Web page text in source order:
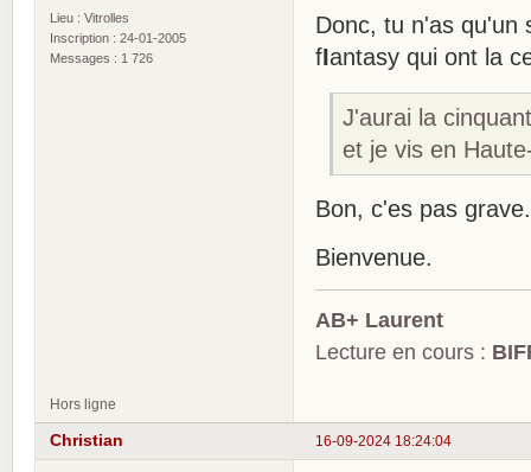
Lieu : Vitrolles
Inscription : 24-01-2005
Messages : 1 726
Donc, tu n'as qu'un
fIantasy qui ont la
J'aurai la
et je vis en
Bon, c'es pas
Bienvenue.
AB+ Laurent
Lecture en cours :
Hors ligne
16-09-2024 18:24:04
Christian